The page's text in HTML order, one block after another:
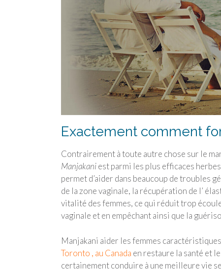
Exactement comment
Contrairement à toute autre chose sur le
Manjakaniest parmi les plus efficaces
permet d’aider dans beaucoup de troubles
de la zone vaginale, la récupération de l’
vitalité des femmes, ce qui réduit trop
vaginale et en empêchant ainsi que la
Manjakani aider les femmes
Toronto , au Canada en restaure la santé et
certainement conduire à une meilleure vie